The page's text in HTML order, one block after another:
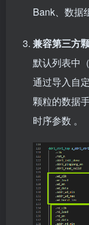
Bank、数据
兼容第三方
默认列表中
通过导入自
颗粒的数据
时序参数 。